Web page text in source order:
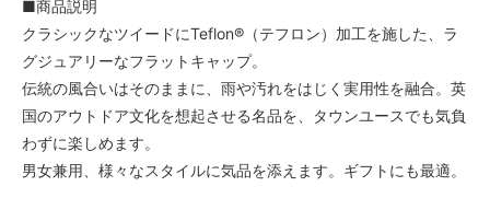
■商品説明
クラシックなツイードにTeflon®（テフロン）加工を施した、ラ
グジュアリーなフラットキャップ。
伝統の風合いはそのままに、雨や汚れをはじく実用性を融合。英
国のアウトドア文化を想起させる名品を、タウンユースでも気負
わずに楽しめます。
男女兼用、様々なスタイルに気品を添えます。ギフトにも最適。